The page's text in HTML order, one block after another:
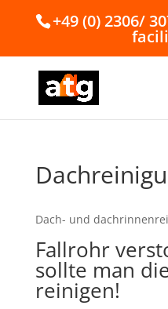
+49 (0) 2306/
Dach- und
Fallrohr
sollte man
reinigen!